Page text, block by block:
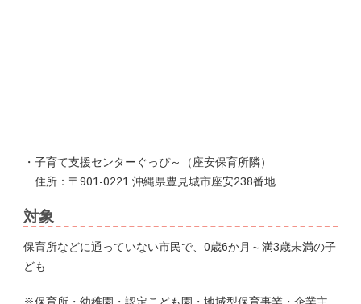
・子育て支援センターぐっぴ～（座安保育所隣）
住所：〒901-0221 沖縄県豊見城市座安238番地
対象
保育所などに通っていない市民で、0歳6か月～満3歳未満の子
ども